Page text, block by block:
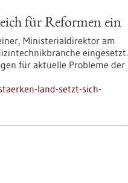
für Reformen ein
Ministerialdirektor am
eingesetzt.
für aktuelle Probleme der
land-setzt-sich-